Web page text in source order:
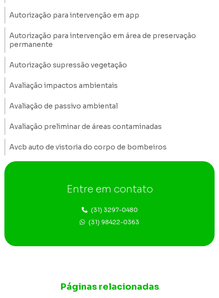
Autorização para intervenção em app
Autorização para intervenção em área de preservação
permanente
Autorização supressão vegetação
Avaliação impactos ambientais
Avaliação de passivo ambiental
Avaliação preliminar de áreas contaminadas
Avcb auto de vistoria do corpo de bombeiros
Consultoria ambiental Belo Horizonte
Consultoria ambiental em Betim
Consultoria fauna e flora Belo Horizonte
Entre em contato
(31) 3297-0480
(31) 98422-0363
Páginas relacionadas